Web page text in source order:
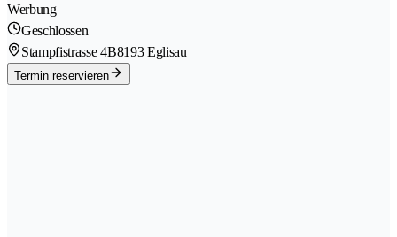
Werbung
Geschlossen
Stampfistrasse 4B8193 Eglisau
Termin reservieren